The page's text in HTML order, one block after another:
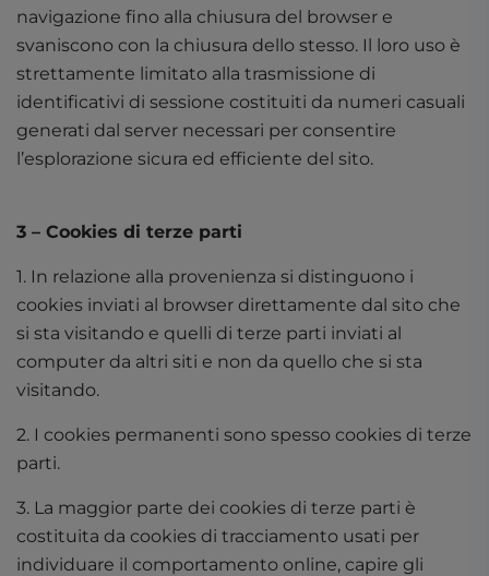
navigazione fino alla chiusura del browser e
svaniscono con la chiusura dello stesso. Il loro uso è
strettamente limitato alla trasmissione di
identificativi di sessione costituiti da numeri casuali
generati dal server necessari per consentire
l’esplorazione sicura ed efficiente del sito.
3 – Cookies di terze parti
1. In relazione alla provenienza si distinguono i
cookies inviati al browser direttamente dal sito che
si sta visitando e quelli di terze parti inviati al
computer da altri siti e non da quello che si sta
visitando.
2. I cookies permanenti sono spesso cookies di terze
parti.
3. La maggior parte dei cookies di terze parti è
costituita da cookies di tracciamento usati per
individuare il comportamento online, capire gli